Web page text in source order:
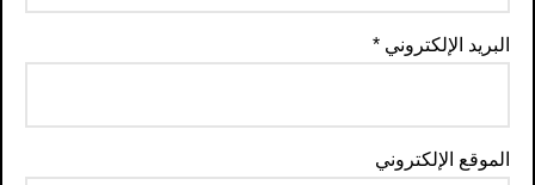
البريد الإلكتروني*
الموقع الإلكتروني